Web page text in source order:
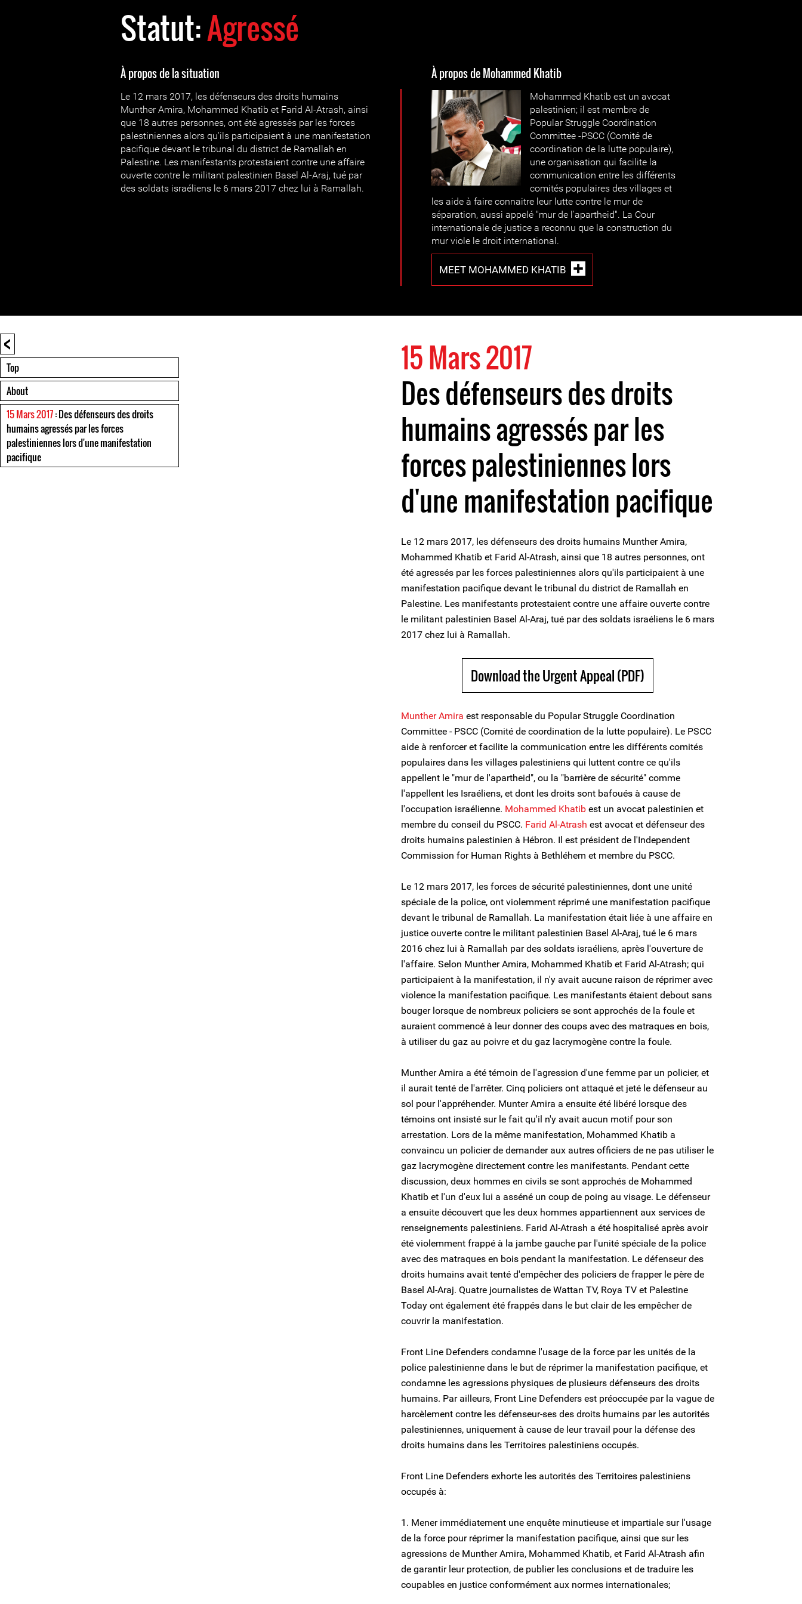
Statut:Agressé
À propos de la situation
Le 12 mars 2017, les défenseurs des droits humains
Munther Amira, Mohammed Khatib et Farid Al-Atrash, ainsi
que 18 autres personnes, ont été agressés par les forces
palestiniennes alors qu'ils participaient à une manifestation
pacifique devant le tribunal du district de Ramallah en
Palestine. Les manifestants protestaient contre une affaire
ouverte contre le militant palestinien Basel Al-Araj, tué par
des soldats israéliens le 6 mars 2017 chez lui à Ramallah.
À propos de Mohammed Khatib
Mohammed Khatib est un avocat
palestinien; il est membre de
Popular Struggle Coordination
Committee -PSCC (Comité de
coordination de la lutte populaire),
une organisation qui facilite la
communication entre les différents
comités populaires des villages et
les aide à faire connaitre leur lutte contre le mur de
séparation, aussi appelé "mur de l'apartheid". La Cour
internationale de justice a reconnu que la construction du
mur viole le droit international.
MEET MOHAMMED KHATIB
<
Top
About
15 Mars 2017: Des défenseurs des droits
humains agressés par les forces
palestiniennes lors d'une manifestation
pacifique
15 Mars 2017
Des défenseurs des droits
humains agressés par les
forces palestiniennes lors
d'une manifestation pacifique
Le 12 mars 2017, les défenseurs des droits humains Munther Amira,
Mohammed Khatib et Farid Al-Atrash, ainsi que 18 autres personnes, ont
été agressés par les forces palestiniennes alors qu'ils participaient à une
manifestation pacifique devant le tribunal du district de Ramallah en
Palestine. Les manifestants protestaient contre une affaire ouverte contre
le militant palestinien Basel Al-Araj, tué par des soldats israéliens le 6 mars
2017 chez lui à Ramallah.
Download the Urgent Appeal (PDF)
Munther Amira est responsable du Popular Struggle Coordination
Committee - PSCC (Comité de coordination de la lutte populaire). Le PSCC
aide à renforcer et facilite la communication entre les différents comités
populaires dans les villages palestiniens qui luttent contre ce qu'ils
appellent le "mur de l'apartheid", ou la "barrière de sécurité" comme
l'appellent les Israéliens, et dont les droits sont bafoués à cause de
l'occupation israélienne. Mohammed Khatib est un avocat palestinien et
membre du conseil du PSCC. Farid Al-Atrash est avocat et défenseur des
droits humains palestinien à Hébron. Il est président de l'Independent
Commission for Human Rights à Bethléhem et membre du PSCC.
Le 12 mars 2017, les forces de sécurité palestiniennes, dont une unité
spéciale de la police, ont violemment réprimé une manifestation pacifique
devant le tribunal de Ramallah. La manifestation était liée à une affaire en
justice ouverte contre le militant palestinien Basel Al-Araj, tué le 6 mars
2016 chez lui à Ramallah par des soldats israéliens, après l'ouverture de
l'affaire. Selon Munther Amira, Mohammed Khatib et Farid Al-Atrash; qui
participaient à la manifestation, il n'y avait aucune raison de réprimer avec
violence la manifestation pacifique. Les manifestants étaient debout sans
bouger lorsque de nombreux policiers se sont approchés de la foule et
auraient commencé à leur donner des coups avec des matraques en bois,
à utiliser du gaz au poivre et du gaz lacrymogène contre la foule.
Munther Amira a été témoin de l'agression d'une femme par un policier, et
il aurait tenté de l'arrêter. Cinq policiers ont attaqué et jeté le défenseur au
sol pour l'appréhender. Munter Amira a ensuite été libéré lorsque des
témoins ont insisté sur le fait qu'il n'y avait aucun motif pour son
arrestation. Lors de la même manifestation, Mohammed Khatib a
convaincu un policier de demander aux autres officiers de ne pas utiliser le
gaz lacrymogène directement contre les manifestants. Pendant cette
discussion, deux hommes en civils se sont approchés de Mohammed
Khatib et l'un d'eux lui a asséné un coup de poing au visage. Le défenseur
a ensuite découvert que les deux hommes appartiennent aux services de
renseignements palestiniens. Farid Al-Atrash a été hospitalisé après avoir
été violemment frappé à la jambe gauche par l'unité spéciale de la police
avec des matraques en bois pendant la manifestation. Le défenseur des
droits humains avait tenté d'empêcher des policiers de frapper le père de
Basel Al-Araj. Quatre journalistes de Wattan TV, Roya TV et Palestine
Today ont également été frappés dans le but clair de les empêcher de
couvrir la manifestation.
Front Line Defenders condamne l'usage de la force par les unités de la
police palestinienne dans le but de réprimer la manifestation pacifique, et
condamne les agressions physiques de plusieurs défenseurs des droits
humains. Par ailleurs, Front Line Defenders est préoccupée par la vague de
harcèlement contre les défenseur-ses des droits humains par les autorités
palestiniennes, uniquement à cause de leur travail pour la défense des
droits humains dans les Territoires palestiniens occupés.
Front Line Defenders exhorte les autorités des Territoires palestiniens
occupés à:
1. Mener immédiatement une enquête minutieuse et impartiale sur l'usage
de la force pour réprimer la manifestation pacifique, ainsi que sur les
agressions de Munther Amira, Mohammed Khatib, et Farid Al-Atrash afin
de garantir leur protection, de publier les conclusions et de traduire les
coupables en justice conformément aux normes internationales;